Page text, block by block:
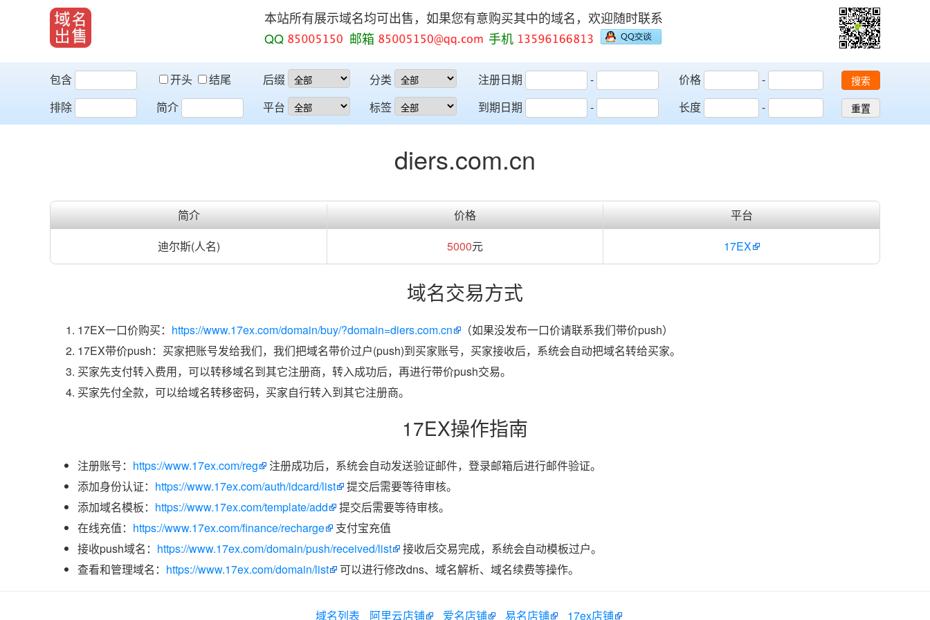
本站所有展示域名均可出售，如果您有意购买其中的域名，欢迎随时联系
QQ
邮箱 手机
包含 开头
结尾
排除
简介
后缀
平台
分类
标签
注册日期
-
到期日期
-
价格
-
长度
-
搜索
重置
diers.com.cn
简介 价格
平台
迪尔斯(人名)
5000元 17EX
域名交易方式
17EX一口价购买： https://www.17ex.com/domain/buy/?domain=diers.com.cn
（如果没发布一口价请联系我们带价push）
17EX带价push：买家把账号发给我们，我们把域名带价过户(push)到买家账号，买家接收后，系统会自动把域名转给买家。
买家先支付转入费用，可以转移域名到其它注册商，转入成功后，再进行带价push交易。
买家先付全款，可以给域名转移密码，买家自行转入到其它注册商。
17EX操作指南
注册账号： https://www.17ex.com/reg
注册成功后，系统会自动发送验证邮件，登录邮箱后进行邮件验证。
添加身份认证： https://www.17ex.com/auth/idcard/list
提交后需要等待审核。
添加域名模板： https://www.17ex.com/template/add
提交后需要等待审核。
在线充值： https://www.17ex.com/finance/recharge
支付宝充值
接收push域名： https://www.17ex.com/domain/push/received/list
接收后交易完成，系统会自动模板过户。
查看和管理域名： https://www.17ex.com/domain/list 可以进行修改dns、域名解析、域名续费等操作。
域名列表 阿里云店铺 爱名店铺 易名店铺 17ex店铺